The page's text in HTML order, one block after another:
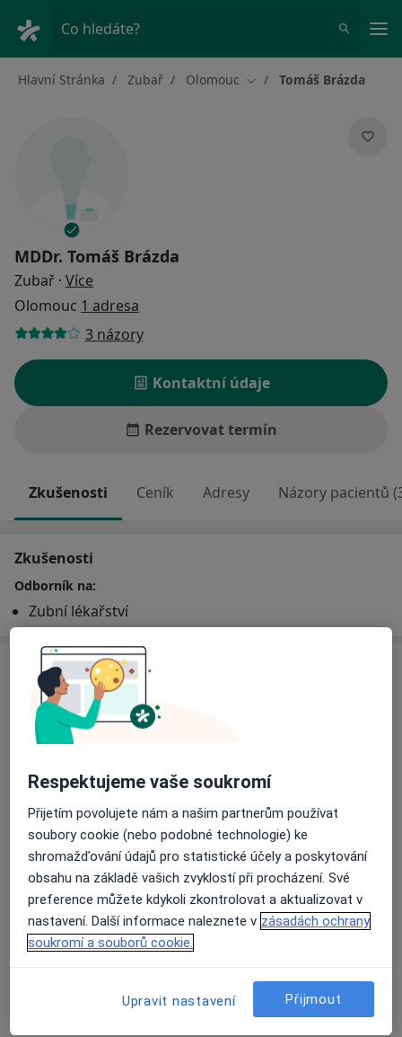
Co hledáte?
Hlavní Stránka Zubař Olomouc Změna města
Tomáš Brázda
MDDr. Tomáš Brázda
Zubař · Více
Olomouc 1 adresa
3 názory
Kontaktní údaje
Rezervovat termín
Zkušenosti Ceník Adresy Názory pacientů
Zkušenosti
Odborník na:
Zubní lékařství
Služby a ceník služeb
Bělení zubů
Detaily
Ošetření zubního kazu
Detaily
Zubní vyšetření
Detaily
Zubní korunky
Detaily
Respektujeme vaše soukromí
Přijetím povolujete nám a našim partnerům používat
soubory cookie (nebo podobné technologie) ke
shromažďování údajů pro statistické účely a poskytování
obsahu na základě vašich zvyklostí při procházení. Své
preference můžete kdykoli zkontrolovat a aktualizovat v
nastavení. Další informace naleznete v zásadách ochrany
soukromí a souborů cookie.
Upravit nastavení Přijmout